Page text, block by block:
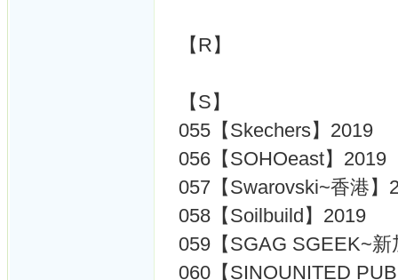
【R】
【S】
055【Skechers】2019
056【SOHOeast】2019
057【Swarovski~香港】
058【Soilbuild】2019
059【SGAG SGEEK~新
060【SINOUNITED